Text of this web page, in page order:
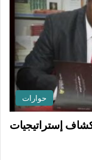
حوارات
إستراتيجيات